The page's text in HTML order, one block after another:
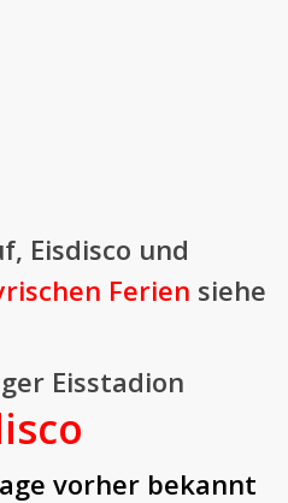
Eisdisco und
Ferien siehe
Eisstadion
vorher bekannt